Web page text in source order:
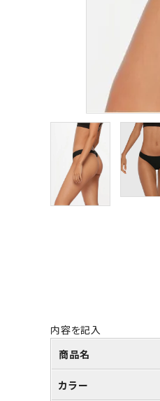
内容を記入
商品名
カラー